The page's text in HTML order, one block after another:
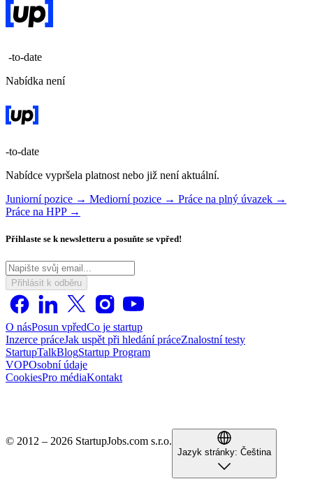
-to-date
Nabídka není
-to-date
Nabídce vypršela platnost nebo již není aktuální.
Juniorní pozice → Mediorní pozice → Práce na plný úvazek →
Práce na HPP →
Přihlaste se k newsletteru a posuňte se vpřed!
Přihlásit k odběru
O násPosun vpředCo je startup
Inzerce práceJak uspět při hledání práceZnalostní testy
StartupTalkBlogStartup Program
VOPOsobní údaje
CookiesPro médiaKontakt
© 2012 – 2026 StartupJobs.com s.r.o.
Jazyk stránky: Čeština